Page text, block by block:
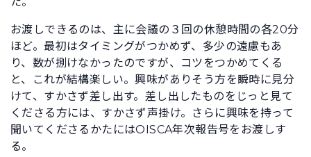
お渡しできるのは、主に会議の３回の休憩時間の各20分
ほど。最初はタイミングがつかめず、多少の遠慮もあ
り、数が捌けなかったのですが、コツをつかめてくる
と、これが結構楽しい。興味がありそう方を瞬時に見分
けて、すかさず差し出す。差し出したものをじっと見て
くださる方には、すかさず声掛け。さらに興味を持って
聞いてくださるかたにはOISCA年次報告号をお渡しす
る。